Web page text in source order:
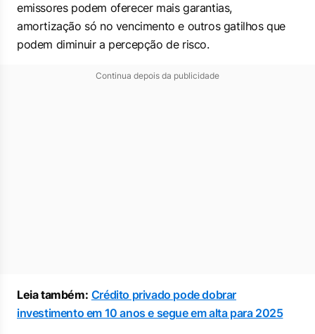
emissores podem oferecer mais garantias,
amortização só no vencimento e outros gatilhos que
podem diminuir a percepção de risco.
Continua depois da publicidade
Leia também: Crédito privado pode dobrar
investimento em 10 anos e segue em alta para 2025